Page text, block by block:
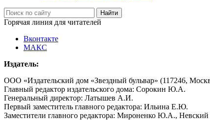
Горячая линия для читателей
Вконтакте
МАКС
Издатель:
ООО «Издательский дом «Звездный бульвар» (117246,
Главный редактор издательского дома: Сорокин Ю.А.
Генеральный директор: Латышев А.И.
Первый заместитель главного редактора: Ильина Е.Ю.
Заместители главного редактора: Мироненко Ю.А.,